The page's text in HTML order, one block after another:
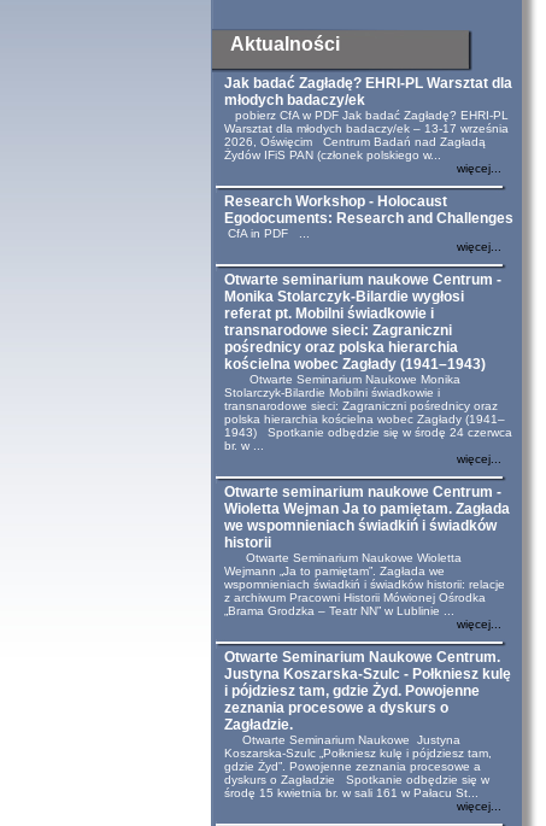
Aktualności
Jak badać Zagładę? EHRI-PL Warsztat dla
młodych badaczy/ek
pobierz CfA w PDF Jak badać Zagładę? EHRI-PL
Warsztat dla młodych badaczy/ek – 13-17 września
2026, Oświęcim Centrum Badań nad Zagładą
Żydów IFiS PAN (członek polskiego w...
więcej...
Research Workshop - Holocaust
Egodocuments: Research and Challenges
CfA in PDF ...
więcej...
Otwarte seminarium naukowe Centrum -
Monika Stolarczyk-Bilardie wygłosi
referat pt. Mobilni świadkowie i
transnarodowe sieci: Zagraniczni
pośrednicy oraz polska hierarchia
kościelna wobec Zagłady (1941–1943)
Otwarte Seminarium Naukowe Monika
Stolarczyk-Bilardie Mobilni świadkowie i
transnarodowe sieci: Zagraniczni pośrednicy oraz
polska hierarchia kościelna wobec Zagłady (1941–
1943) Spotkanie odbędzie się w środę 24 czerwca
br. w ...
więcej...
Otwarte seminarium naukowe Centrum -
Wioletta Wejman Ja to pamiętam. Zagłada
we wspomnieniach świadkiń i świadków
historii
Otwarte Seminarium Naukowe Wioletta
Wejmann „Ja to pamiętam”. Zagłada we
wspomnieniach świadkiń i świadków historii: relacje
z archiwum Pracowni Historii Mówionej Ośrodka
„Brama Grodzka – Teatr NN” w Lublinie ...
więcej...
Otwarte Seminarium Naukowe Centrum.
Justyna Koszarska-Szulc - Połkniesz kulę
i pójdziesz tam, gdzie Żyd. Powojenne
zeznania procesowe a dyskurs o
Zagładzie.
Otwarte Seminarium Naukowe Justyna
Koszarska-Szulc „Połkniesz kulę i pójdziesz tam,
gdzie Żyd”. Powojenne zeznania procesowe a
dyskurs o Zagładzie Spotkanie odbędzie się w
środę 15 kwietnia br. w sali 161 w Pałacu St...
więcej...